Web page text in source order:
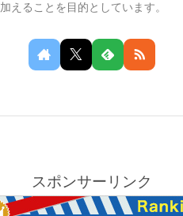
加えることを目的としています。
スポンサーリンク